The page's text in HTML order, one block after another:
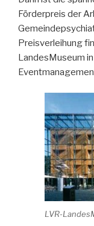
Förderpreis der
Preisverleihung
LandesMuseum
LVR-